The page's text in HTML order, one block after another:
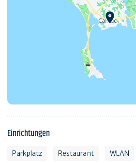
Einrichtungen
Parkplatz Restaurant WLAN